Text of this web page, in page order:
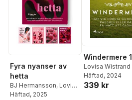
Fyra nyanser av
hetta
BJ Hermansson, Lovisa
Wistrand,Maria Brundin
Häftad, 2025
Windermere
Lovisa Wistrand
Häftad, 2024
339 kr